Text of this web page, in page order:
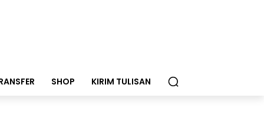
SHOP KIRIM TULISAN